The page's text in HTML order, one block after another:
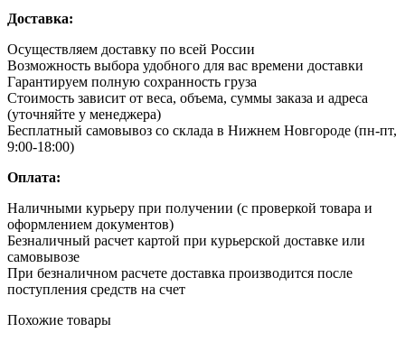
Доставка:
Осуществляем доставку по всей России
Возможность выбора удобного для вас времени доставки
Гарантируем полную сохранность груза
Стоимость зависит от веса, объема, суммы заказа и адреса
(уточняйте у менеджера)
Бесплатный самовывоз со склада в Нижнем Новгороде (пн-пт,
9:00-18:00)
Оплата:
Наличными курьеру при получении (с проверкой товара и
оформлением документов)
Безналичный расчет картой при курьерской доставке или
самовывозе
При безналичном расчете доставка производится после
поступления средств на счет
Похожие товары